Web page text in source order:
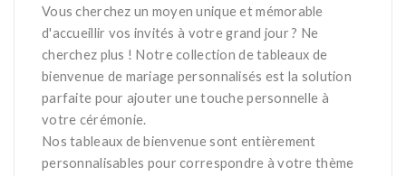
Vous cherchez un moyen unique et mémorable
d'accueillir vos invités à votre grand jour ? Ne
cherchez plus ! Notre collection de tableaux de
bienvenue de mariage personnalisés est la solution
parfaite pour ajouter une touche personnelle à
votre cérémonie.
Nos tableaux de bienvenue sont entièrement
personnalisables pour correspondre à votre thème